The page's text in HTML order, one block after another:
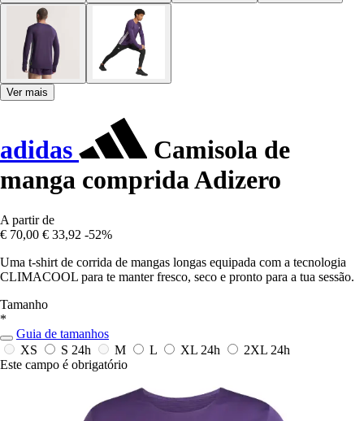
Ver mais
adidas
Camisola de
manga comprida Adizero
A partir de
€ 70,00 € 33,92 -52%
Uma t-shirt de corrida de mangas longas equipada com a tecnologia
CLIMACOOL para te manter fresco, seco e pronto para a tua sessão.
Tamanho
*
Guia de tamanhos
XS
S 24h M L XL 24h 2XL 24h
Este campo é obrigatório